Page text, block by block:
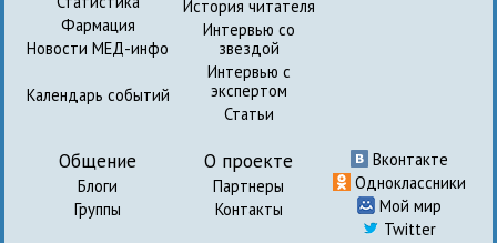
Фармация
Новости МЕД-инфо
Календарь событий
История читателя
Интервью со
звездой
Интервью с
экспертом
Статьи
Общение
Блоги
Группы
О проекте
Партнеры
Контакты
Вконтакте
Одноклассники
Мой мир
Twitter